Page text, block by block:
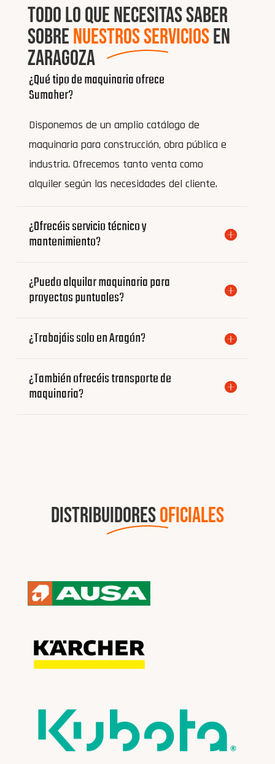
TODO LO QUE NECESITAS SABER
SOBRENUESTROS SERVICIOSEN
ZARAGOZA
¿Qué tipo de maquinaria ofrece
Sumaher?
Disponemos de un amplio catálogo de
maquinaria para construcción, obra pública e
industria. Ofrecemos tanto venta como
alquiler según las necesidades del cliente.
¿Ofrecéis servicio técnico y
mantenimiento?
¿Puedo alquilar maquinaria para
proyectos puntuales?
¿Trabajáis solo en Aragón?
¿También ofrecéis transporte de
maquinaria?
DISTRIBUIDORESOFICIALES